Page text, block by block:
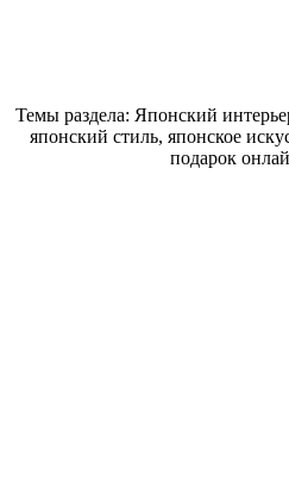
Темы раздела: Японский
японский стиль, японское
подарок